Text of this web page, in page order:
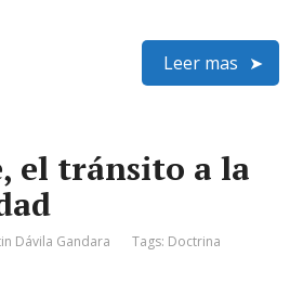
Leer mas
el tránsito a la
Dávila Gandara Tags: Doctrina